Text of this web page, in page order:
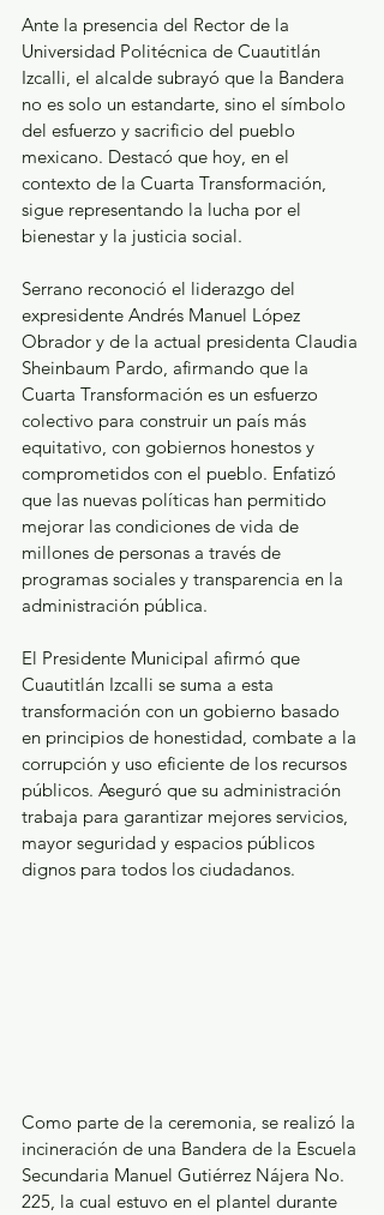
Ante la presencia del Rector de la
Universidad Politécnica de Cuautitlán
Izcalli, el alcalde subrayó que la Bandera
no es solo un estandarte, sino el símbolo
del esfuerzo y sacrificio del pueblo
mexicano. Destacó que hoy, en el
contexto de la Cuarta Transformación,
sigue representando la lucha por el
bienestar y la justicia social.
Serrano reconoció el liderazgo del
expresidente Andrés Manuel López
Obrador y de la actual presidenta Claudia
Sheinbaum Pardo, afirmando que la
Cuarta Transformación es un esfuerzo
colectivo para construir un país más
equitativo, con gobiernos honestos y
comprometidos con el pueblo. Enfatizó
que las nuevas políticas han permitido
mejorar las condiciones de vida de
millones de personas a través de
programas sociales y transparencia en la
administración pública.
El Presidente Municipal afirmó que
Cuautitlán Izcalli se suma a esta
transformación con un gobierno basado
en principios de honestidad, combate a la
corrupción y uso eficiente de los recursos
públicos. Aseguró que su administración
trabaja para garantizar mejores servicios,
mayor seguridad y espacios públicos
dignos para todos los ciudadanos.
Como parte de la ceremonia, se realizó la
incineración de una Bandera de la Escuela
Secundaria Manuel Gutiérrez Nájera No.
225, la cual estuvo en el plantel durante